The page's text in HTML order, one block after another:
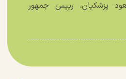
پزشکیان، رییس جمهور